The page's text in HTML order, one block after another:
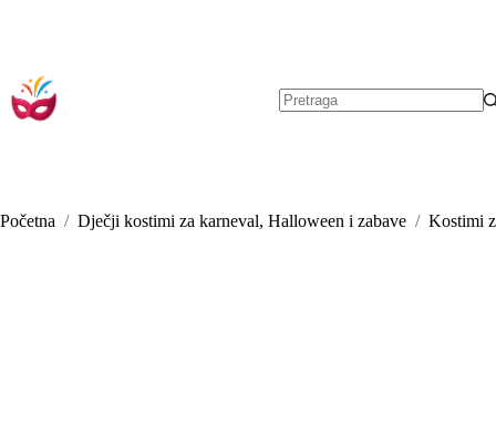
Početna / Dječji kostimi za karneval, Halloween i zabave / Kostimi